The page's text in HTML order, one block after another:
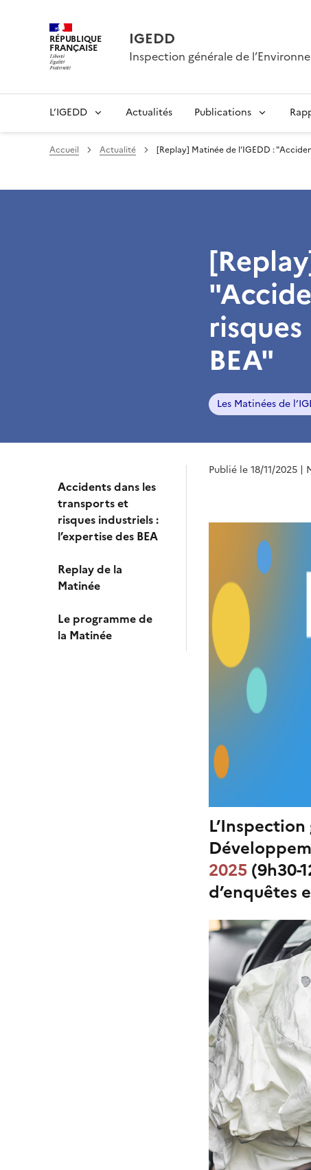
RÉPUBLIQUE
FRANÇAISE IGEDD
Inspection générale de
L’IGEDD Actualités Publications
Accueil Actualité [Replay] Matinée de l’IGEDD :
Accidents dans les
transports et
risques industriels :
l’expertise des BEA
Replay de la
Matinée
Le programme de
la Matinée
BEA"
Les Matinées de
Publié le 18/11/2025 |
2025(9h30-
d’enquêtes